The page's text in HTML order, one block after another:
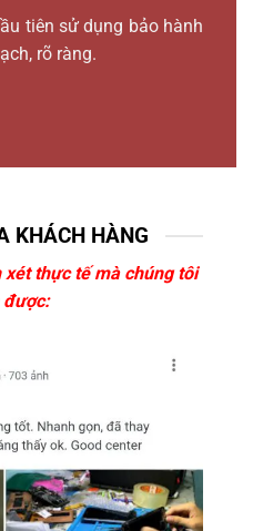
tiên sử dụng bảo hành
rõ ràng.
KHÁCH HÀNG
thực tế mà chúng tôi
được: